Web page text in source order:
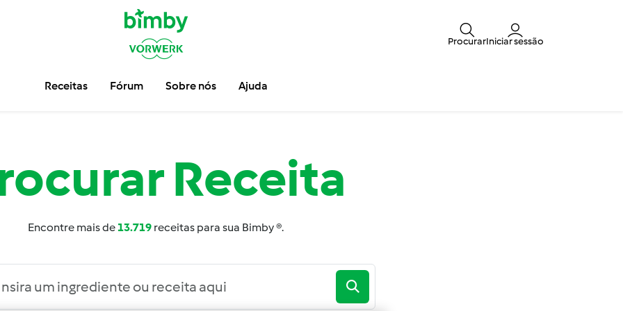
ProcurarIniciar sessão
Receitas Fórum Sobre nós Ajuda
Receita
Encontre mais de13.719 receitas para sua Bimby ®.